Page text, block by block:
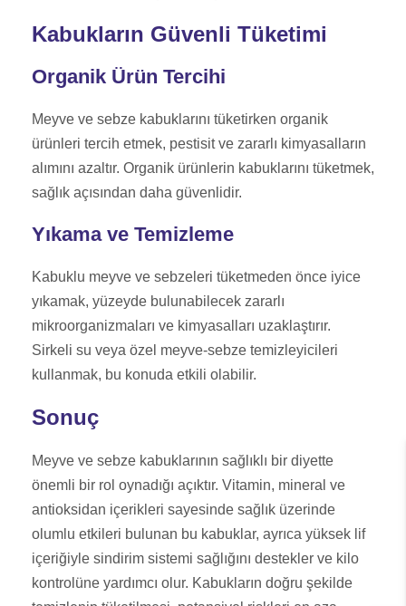
Kabukların Güvenli Tüketimi
Organik Ürün Tercihi
Meyve ve sebze kabuklarını tüketirken organik
ürünleri tercih etmek, pestisit ve zararlı kimyasalların
alımını azaltır. Organik ürünlerin kabuklarını tüketmek,
sağlık açısından daha güvenlidir.
Yıkama ve Temizleme
Kabuklu meyve ve sebzeleri tüketmeden önce iyice
yıkamak, yüzeyde bulunabilecek zararlı
mikroorganizmaları ve kimyasalları uzaklaştırır.
Sirkeli su veya özel meyve-sebze temizleyicileri
kullanmak, bu konuda etkili olabilir.
Sonuç
Meyve ve sebze kabuklarının sağlıklı bir diyette
önemli bir rol oynadığı açıktır. Vitamin, mineral ve
antioksidan içerikleri sayesinde sağlık üzerinde
olumlu etkileri bulunan bu kabuklar, ayrıca yüksek lif
içeriğiyle sindirim sistemi sağlığını destekler ve kilo
kontrolüne yardımcı olur. Kabukların doğru şekilde